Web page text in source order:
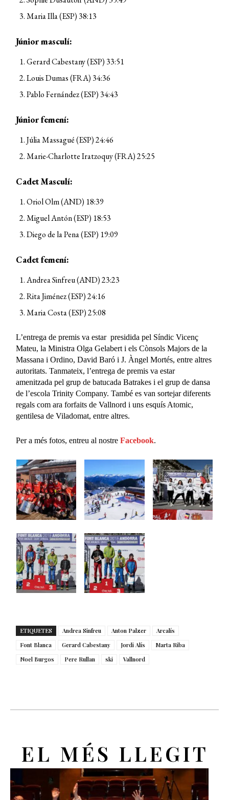
Maria Illa (ESP) 38:13
Júnior masculí:
Gerard Cabestany (ESP) 33:51
Louis Dumas (FRA) 34:36
Pablo Fernández (ESP) 34:43
Júnior femení:
Júlia Massagué (ESP) 24:46
Marie-Charlotte Iratzoquy (FRA) 25:25
Cadet Masculí:
Oriol Olm (AND) 18:39
Miguel Antón (ESP) 18:53
Diego de la Pena (ESP) 19:09
Cadet femení:
Andrea Sinfreu (AND) 23:23
Rita Jiménez (ESP) 24:16
Maria Costa (ESP) 25:08
L’entrega de premis va estar presidida pel Síndic Vicenç
Mateu, la Ministra Olga Gelabert i els Cònsols Majors de la
Massana i Ordino, David Baró i J. Àngel Mortés, entre altres
autoritats. Tanmateix, l’entrega de premis va estar
amenitzada pel grup de batucada Batrakes i el grup de dansa
de l’escola Trinity Company. També es van sortejar diferents
regals com ara forfaits de Vallnord i uns esquís Atomic,
gentilesa de Viladomat, entre altres.
Per a més fotos, entreu al nostreFacebook.
ETIQUETES Andrea Sinfreu Anton Palzer
Arcalís
Font Blanca
Gerard Cabestany Jordi Alís
Marta Riba
Noel Burgos
Pere Rullan ski Vallnord
EL MÉS LLEGIT